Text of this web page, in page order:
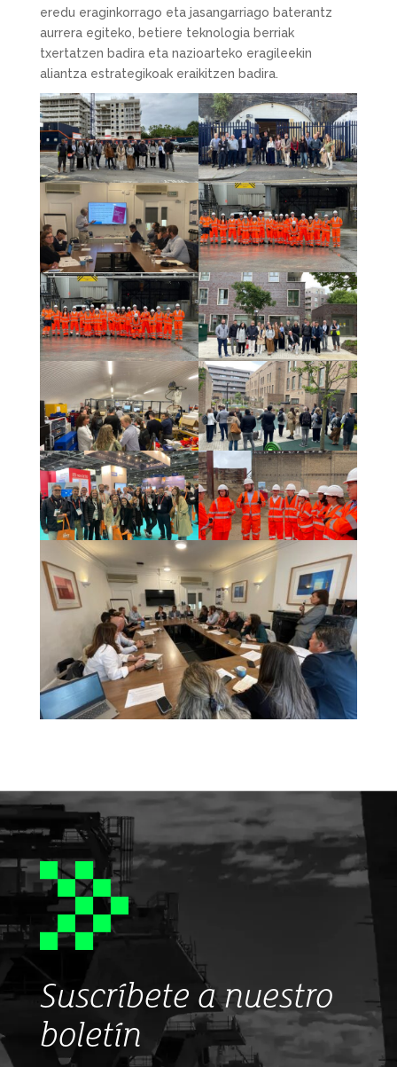
eredu eraginkorrago eta jasangarriago baterantz
aurrera egiteko, betiere teknologia berriak
txertatzen badira eta nazioarteko eragileekin
aliantza estrategikoak eraikitzen badira.
Suscríbete a nuestro
boletín